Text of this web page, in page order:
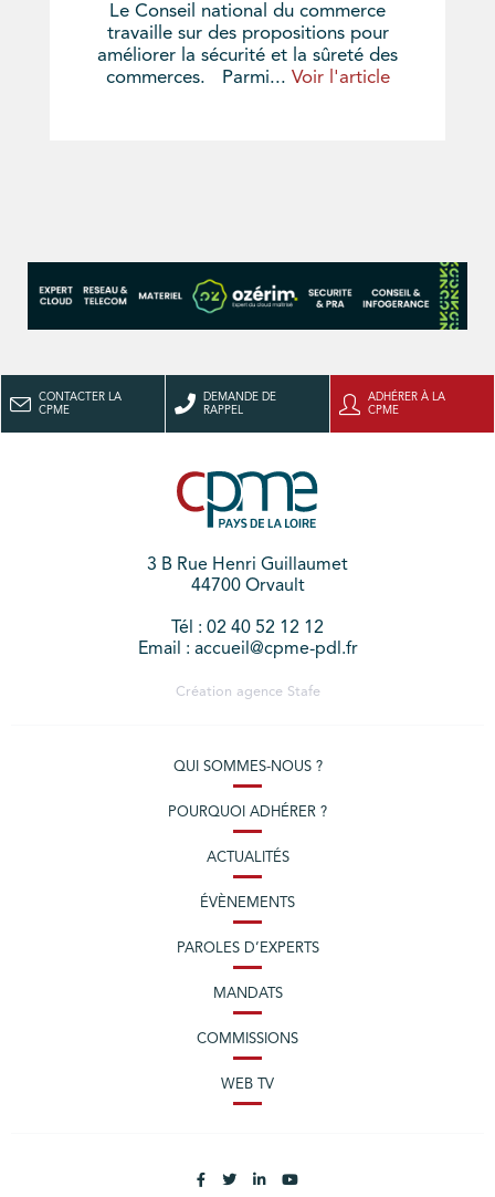
Le Conseil national du commerce
travaille sur des propositions pour
améliorer la sécurité et la sûreté des
commerces. Parmi... Voir l'article
CONTACTER LA
CPME
DEMANDE DE
RAPPEL
ADHÉRER À LA
CPME
3 B Rue Henri Guillaumet
44700 Orvault
Tél : 02 40 52 12 12
Email : accueil@cpme-pdl.fr
Création agence Stafe
QUI SOMMES-NOUS ?
POURQUOI ADHÉRER ?
ACTUALITÉS
ÉVÈNEMENTS
PAROLES D’EXPERTS
MANDATS
COMMISSIONS
WEB TV